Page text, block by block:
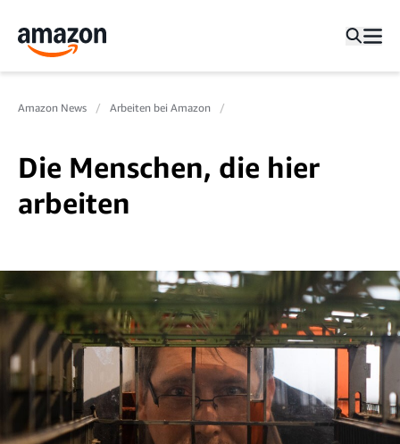
Amazon News Arbeiten bei Amazon
Die Menschen, die hier
arbeiten